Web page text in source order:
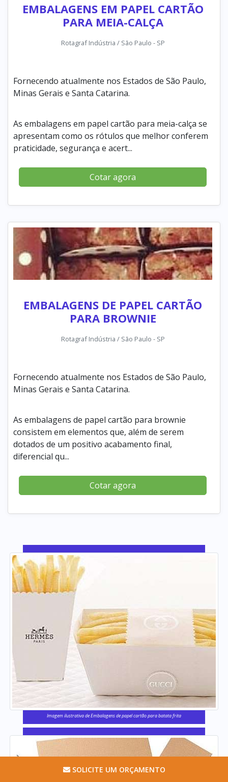
EMBALAGENS EM PAPEL CARTÃO
PARA MEIA-CALÇA
Rotagraf Indústria / São Paulo - SP
Fornecendo atualmente nos Estados de São Paulo,
Minas Gerais e Santa Catarina.
As embalagens em papel cartão para meia-calça se
apresentam como os rótulos que melhor conferem
praticidade, segurança e acert...
Cotar agora
EMBALAGENS DE PAPEL CARTÃO
PARA BROWNIE
Rotagraf Indústria / São Paulo - SP
Fornecendo atualmente nos Estados de São Paulo,
Minas Gerais e Santa Catarina.
As embalagens de papel cartão para brownie
consistem em elementos que, além de serem
dotados de um positivo acabamento final,
diferencial qu...
Cotar agora
Imagem ilustrativa de Embalagens de papel cartão para batata frita
SOLICITE UM ORÇAMENTO